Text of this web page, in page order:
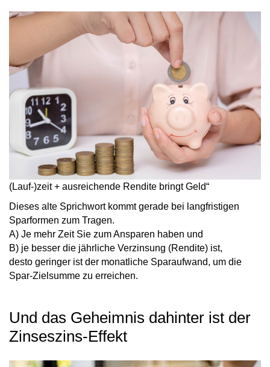
(Lauf-)zeit + ausreichende Rendite bringt Geld“
Dieses alte Sprichwort kommt gerade bei langfristigen
Sparformen zum Tragen.
A) Je mehr Zeit Sie zum Ansparen haben und
B) je besser die jährliche Verzinsung (Rendite) ist,
desto geringer ist der monatliche Sparaufwand, um die
Spar-Zielsumme zu erreichen.
Und das Geheimnis dahinter ist der
Zinseszins-Effekt